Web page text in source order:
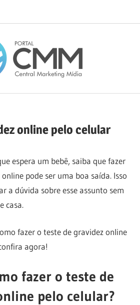
online pelo celular
espera um bebê, saiba que fazer
pode ser uma boa saída. Isso
a dúvida sobre esse assunto sem
casa.
fazer o teste de gravidez online
agora!
fazer o teste de
pelo celular?